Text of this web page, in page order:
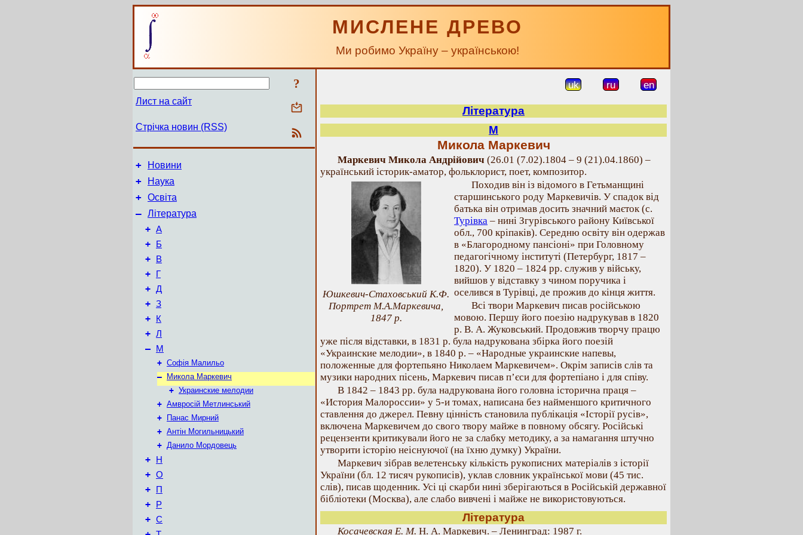
МИСЛЕНЕ ДРЕВО
Ми робимо Україну – українською!
?
Лист на сайт
Стрічка новин (RSS)
+ Новини
+ Наука
+ Освіта
– Література
+ А
+ Б
+ В
+ Г
+ Д
+ З
+ К
+ Л
– М
+ Софія Малильо
–
Микола Маркевич
+ Украинские мелодии
+ Амвросій Метлинський
+
Панас Мирний
+ Антін Могильницький
+ Данило Мордовець
+ Н
+ О
+ П
+ Р
+ С
uk ru en
Література
М
Микола Маркевич
Маркевич Микола Андрійович (26.01 (7.02).1804 – 9 (21).04.1860) –
український історик-аматор, фольклорист, поет, композитор.
Юшкевич-Стаховський К.Ф.
Портрет М.А.Маркевича,
1847 р.
Походив він із відомого в Гетьманщині
старшинського роду Маркевичів. У спадок від
батька він отримав досить значний маєток (с.
Турівка – нині Згурівського району Київської
обл., 700 кріпаків). Середню освіту він одержав
в «Благородному пансіоні» при Головному
педагогічному інституті (Петербург, 1817 –
1820). У 1820 – 1824 рр. служив у війську,
вийшов у відставку з чином поручика і
оселився в Турівці, де прожив до кінця життя.
Всі твори Маркевич писав російською
мовою. Першу його поезію надрукував в 1820
р. В. А. Жуковський. Продовжив творчу працю
уже після відставки, в 1831 р. була надрукована збірка його поезій
«Украинские мелодии», в 1840 р. – «Народные украинские напевы,
положенные для фортепьяно Николаем Маркевичем». Окрім записів слів та
музики народних пісень, Маркевич писав п’єси для фортепіано і для співу.
В 1842 – 1843 рр. була надрукована його головна історична праця –
«История Малороссии» у 5-и томах, написана без найменшого критичного
ставлення до джерел. Певну цінність становила публікація «Історії русів»,
включена Маркевичем до свого твору майже в повному обсягу. Російські
рецензенти критикували його не за слабку методику, а за намагання штучно
утворити історію неіснуючої (на їхню думку) України.
Маркевич зібрав велетенську кількість рукописних матеріалів з історії
України (бл. 12 тисяч рукописів), уклав словник української мови (45 тис.
слів), писав щоденник. Усі ці скарби нині зберігаються в Російській державної
бібліотеки (Москва), але слабо вивчені і майже не використовуються.
Література
Косачевская Е. М. Н. А. Маркевич. – Ленинград: 1987 г.